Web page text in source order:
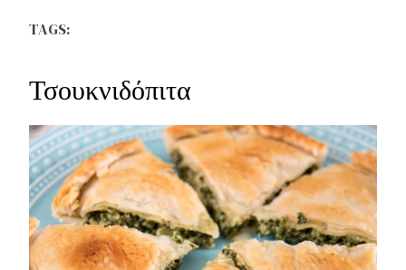
TAGS:
Τσουκνιδόπιτα